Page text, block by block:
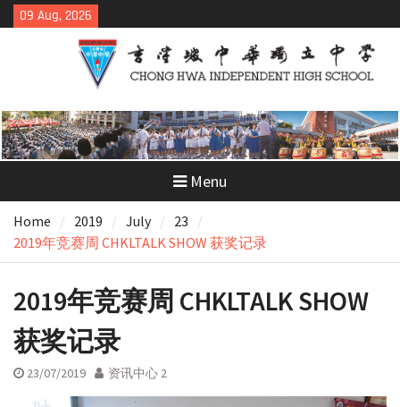
Skip
to
09 Aug, 2026
Menu
Home 2019 July
23
2019年竞赛周 CHKLTALK SHOW 获奖记录
2019年竞赛周 CHKLTALK SHOW
获奖记录
23/07/2019 资讯中心 2